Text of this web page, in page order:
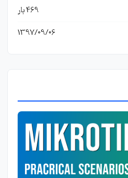
469 بار
1397/09/06